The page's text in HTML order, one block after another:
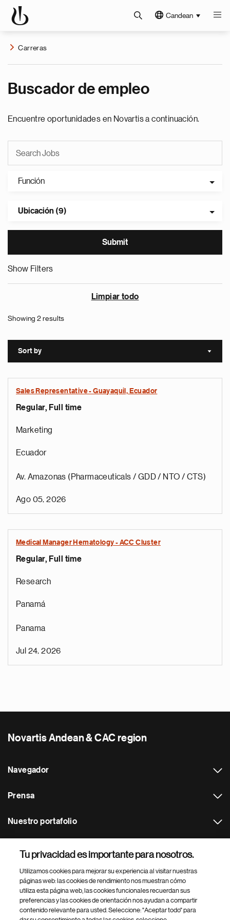
Candean
Carreras
Buscador de empleo
Encuentre oportunidades en Novartis a continuación.
Función
Ubicación (9)
Show Filters
Limpiar todo
Showing 2 results
Sort by Sort
Sales Representative - Guayaquil, Ecuador
Regular, Full time
Marketing
Ecuador
Av. Amazonas (Pharmaceuticals / GDD / NTO / CTS)
Ago 05, 2026
Medical Manager Hematology - ACC Cluster
Regular, Full time
Research
Panamá
Panama
Jul 24, 2026
Novartis Andean & CAC region
Navegador
Prensa
Nuestro portafolio
Footer Site Search
Tu privacidad es importante para nosotros.
Utilizamos cookies para mejorar su experiencia al visitar nuestras
páginas web: las cookies de rendimiento nos muestran cómo
utiliza esta página web, las cookies funcionales recuerdan sus
preferencias y las cookies de orientación nos ayudan a compartir
contenido relevante para usted. Seleccione: "Aceptar todo" para